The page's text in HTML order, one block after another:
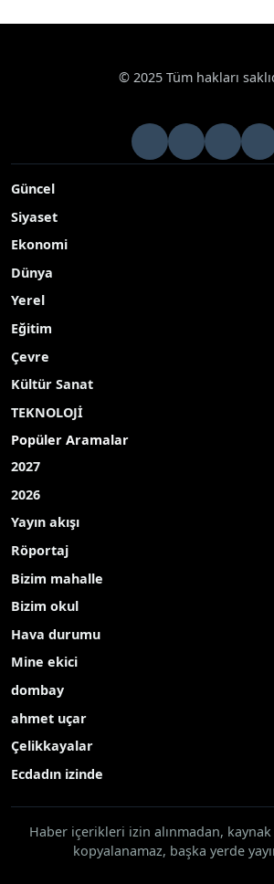
© 2025 Tüm hakları
Güncel
Siyaset
Ekonomi
Dünya
Yerel
Eğitim
Çevre
Kültür Sanat
TEKNOLOJİ
Popüler Aramalar
2027
2026
Yayın akışı
Röportaj
Bizim mahalle
Bizim okul
Hava durumu
Mine ekici
dombay
ahmet uçar
Çelikkayalar
Ecdadın izinde
Haber içerikleri izin alınmadan,
kopyalanamaz, başka yerde